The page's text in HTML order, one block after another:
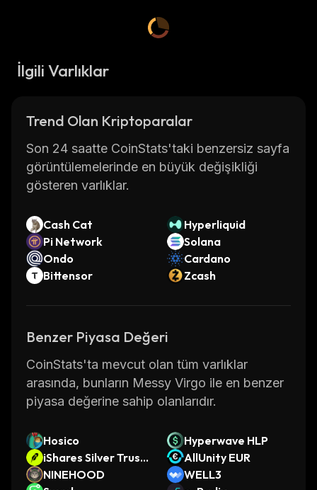
İlgili Varlıklar
Trend Olan Kriptoparalar
Son 24 saatte CoinStats'taki benzersiz sayfa
görüntülemelerinde en büyük değişikliği
gösteren varlıklar.
Cash Cat
Hyperliquid
Pi Network
Solana
Ondo
Cardano
Bittensor
Zcash
Benzer Piyasa Değeri
CoinStats'ta mevcut olan tüm varlıklar
arasında, bunların Messy Virgo ile en benzer
piyasa değerine sahip olanlarıdır.
Hosico
Hyperwave HLP
iShares Silver Trust
• Robinhood Token
AllUnity EUR
NINEHOOD
WELL3